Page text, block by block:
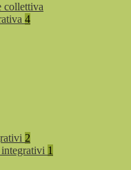
collettiva
4
2
1